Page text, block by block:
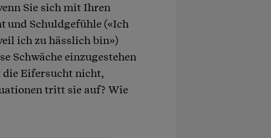
Sie sich mit Ihren
und Schuldgefühle («Ich
ich zu hässlich bin»)
Schwäche einzugestehen
die Eifersucht nicht,
tritt sie auf? Wie